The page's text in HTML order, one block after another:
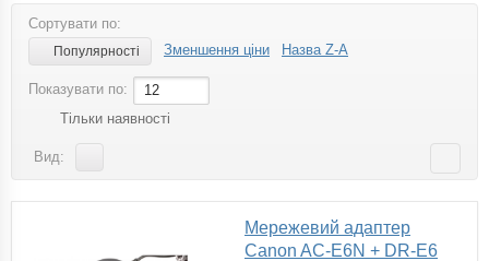
Сортувати по:
Популярності Зменшення ціни Назва Z-A
Показувати по:
12
Тільки наявності
Вид:
Мережевий адаптер
Canon AC-E6N + DR-E6